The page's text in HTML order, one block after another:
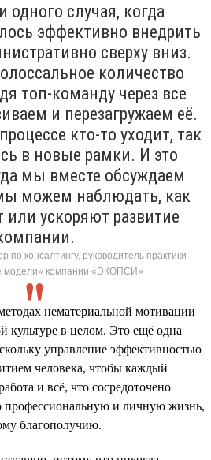
одного случая, когда
эффективно внедрить
сверху вниз.
количество
топ-команду через все
и перезагружаем её.
кто-то уходит, так
в новые рамки. И это
мы вместе обсуждаем
можем наблюдать, как
ускоряют развитие
по консалтингу, руководитель практики
модели» компании «ЭКОПСИ»
нематериальной мотивации
культуре в целом. Это ещё одна
управление эффективностью
человека, чтобы каждый
и всё, что сосредоточено
профессиональную и личную жизнь,
благополучию.